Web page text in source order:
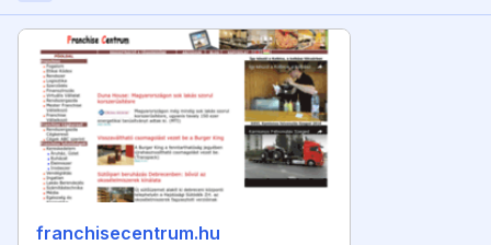
franchisecentrum.hu